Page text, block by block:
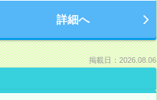
詳細へ
掲載日：2026.08.06